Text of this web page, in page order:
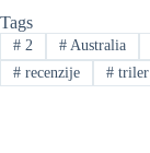
Tags
#2 #Australia
#recenzije #triler